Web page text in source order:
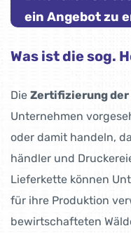
ein Angebot zu
Was ist die sog.
Die Zertifizierung
Unternehmen
oder damit handeln,
händler und
Lieferkette können
für ihre Produktion
bewirtschafteten